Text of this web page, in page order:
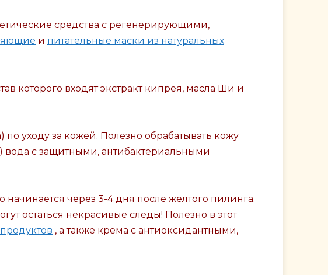
средства с регенерирующими,
и питательные маски из натуральных
которого входят экстракт кипрея, масла Ши и
уходу за кожей. Полезно обрабатывать кожу
вода с защитными, антибактериальными
через 3-4 дня после желтого пилинга.
остаться некрасивые следы! Полезно в этот
, а также крема с антиоксидантными,